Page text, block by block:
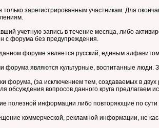
зарегистрированным участникам. Для
учетную запись в течение месяца, либо
с форума без предупреждения.
форуме является русский, единым
форума являются культурные, воспитанные
форума, (за исключением тем, создаваемых в
обсуждения вопросов данного круга предлагаем
полезной информации либо повторяющие по
коммерческой, рекламной информации, не